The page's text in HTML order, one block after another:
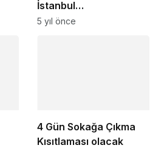
İstanbul
Sözleşmesinden Acilen
5 yıl önce
4 Gün Sokağa Çıkma
Kısıtlaması olacak